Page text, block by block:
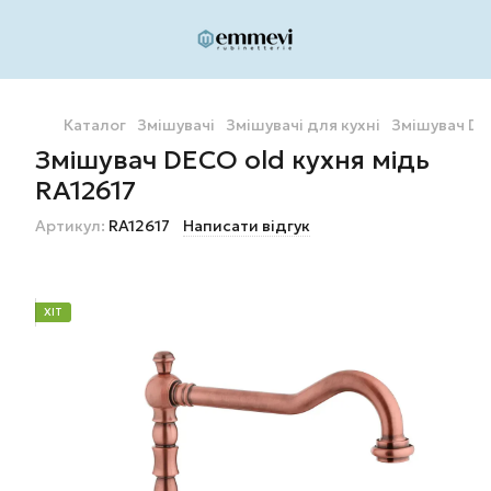
Каталог Змішувачі Змішувачі для кухні Змішувач
Змішувач DECO old кухня мідь
RA12617
Артикул: RA12617 Написати відгук
ХІТ